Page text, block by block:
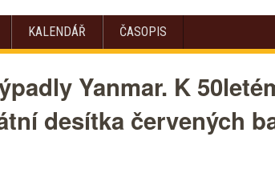
KALENDÁŘ ČASOPIS
Yanmar. K
desítka červených